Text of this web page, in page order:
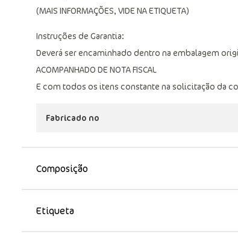
(MAIS INFORMAÇÕES, VIDE NA ETIQUETA)
Instruções de Garantia:
Deverá ser encaminhado dentro na embalagem
ACOMPANHADO DE NOTA FISCAL
E com todos os itens constante na solicitação da
Fabricado no
Composição
Etiqueta